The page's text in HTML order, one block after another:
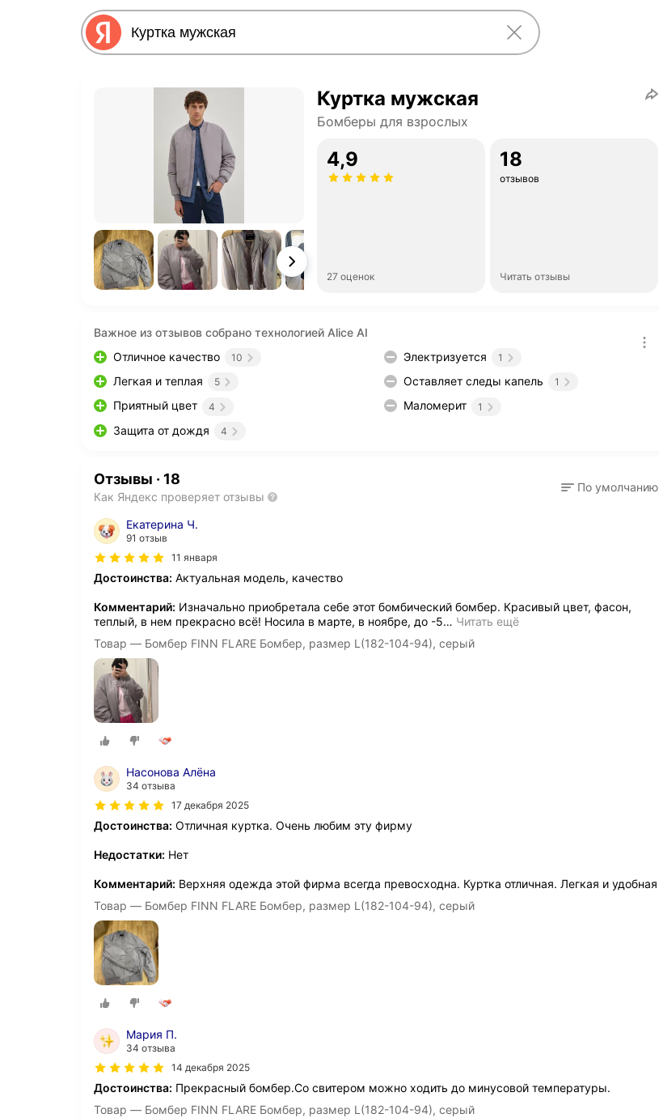
Куртка мужская
Бомберы для взрослых
4,9
27 оценок
18
отзывов
Читать отзывы
Важное из отзывов собрано технологией Alice AI
Отличное качество
10
Легкая и теплая 5
Приятный цвет 4
Защита от дождя 4
Электризуется 1
Оставляет следы капель 1
Маломерит 1
Отзывы · 18
Как Яндекс проверяет отзывы
По умолчанию
Екатерина Ч.
91 отзыв
11 января
Достоинства: Актуальная модель, качество
Комментарий: Изначально приобретала себе этот бомбический бомбер. Красивый цвет, фасон,
теплый, в нем прекрасно всё! Носила в марте, в ноябре, до -5… Читать ещё
Товар — Бомбер FINN FLARE Бомбер, размер L(182-104-94), серый
Насонова Алёна
34 отзыва
17 декабря 2025
Достоинства: Отличная куртка. Очень любим эту фирму
Недостатки: Нет
Комментарий: Верхняя одежда этой фирма всегда превосходна. Куртка отличная. Легкая и удобная
Товар — Бомбер FINN FLARE Бомбер, размер L(182-104-94), серый
Мария П.
34 отзыва
14 декабря 2025
Достоинства: Прекрасный бомбер.Со свитером можно ходить до минусовой температуры.
Товар — Бомбер FINN FLARE Бомбер, размер L(182-104-94), серый